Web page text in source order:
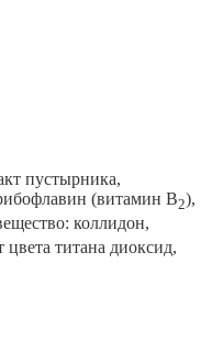
пустырника,
(витамин В2),
коллидон,
титана диоксид,